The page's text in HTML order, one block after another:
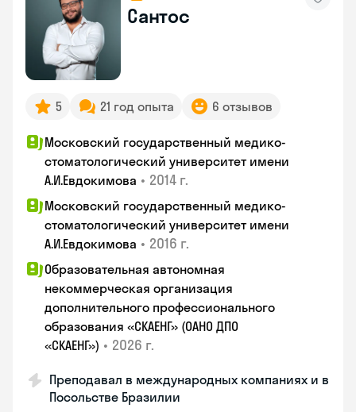
Сантос
5 21 год опыта 6 отзывов
Московский государственный медико-
стоматологический университет имени
А.И.Евдокимова • 2014 г.
Московский государственный медико-
стоматологический университет имени
А.И.Евдокимова • 2016 г.
Образовательная автономная
некоммерческая организация
дополнительного профессионального
образования «СКАЕНГ» (ОАНО ДПО
«СКАЕНГ») • 2026 г.
Преподавал в международных компаниях и в
Посольстве Бразилии